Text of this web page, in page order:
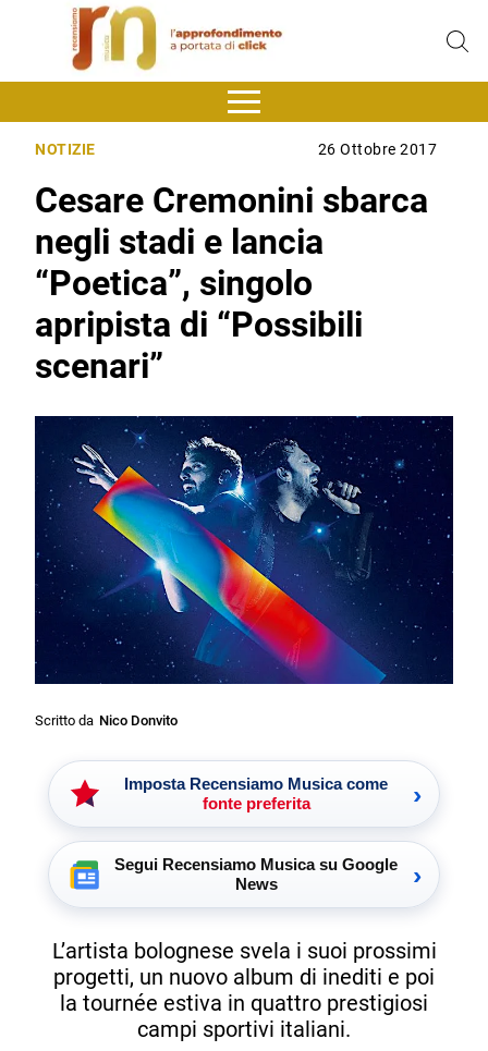
NOTIZIE 26 Ottobre 2017
Cesare Cremonini sbarca
negli stadi e lancia
“Poetica”, singolo
apripista di “Possibili
scenari”
Scritto da Nico Donvito
Imposta Recensiamo Musica come
fonte preferita
›
Segui Recensiamo Musica su Google
News
›
L’artista bolognese svela i suoi prossimi
progetti, un nuovo album di inediti e poi
la tournée estiva in quattro prestigiosi
campi sportivi italiani.